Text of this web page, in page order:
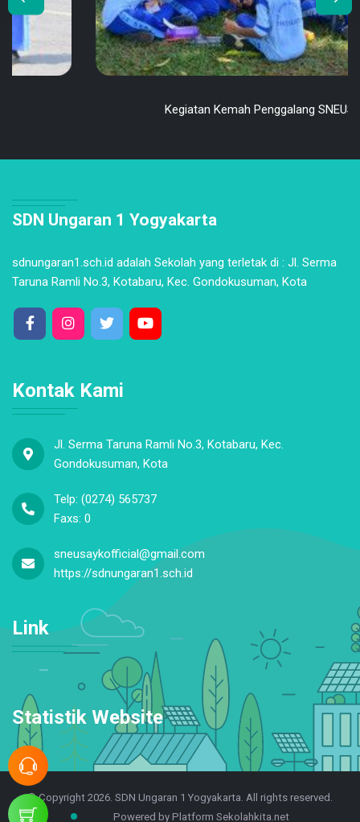
Kegiatan Kemah Penggalang SNEUSA
SDN Ungaran 1 Yogyakarta
sdnungaran1.sch.id adalah Sekolah yang terletak di : Jl. Serma
Taruna Ramli No.3, Kotabaru, Kec. Gondokusuman, Kota
Kontak Kami
Jl. Serma Taruna Ramli No.3, Kotabaru, Kec.
Gondokusuman, Kota
Telp: (0274) 565737
Faxs: 0
sneusaykofficial@gmail.com
https://sdnungaran1.sch.id
Link
Statistik Website
© Copyright 2026. SDN Ungaran 1 Yogyakarta. All rights reserved.
Powered by Platform Sekolahkita.net